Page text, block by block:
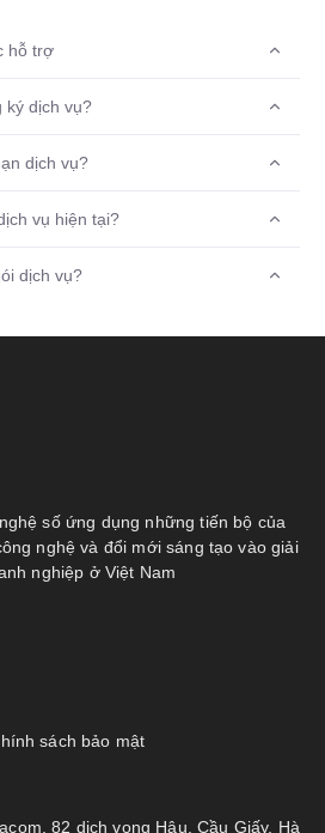
hỗ trợ
ký dịch vụ?
dịch vụ?
vụ hiện tại?
dịch vụ?
số ứng dụng những tiến bộ của
nghệ và đổi mới sáng tạo vào giải
nghiệp ở Việt Nam
sách bảo mật
82 dịch vọng Hậu, Cầu Giấy, Hà